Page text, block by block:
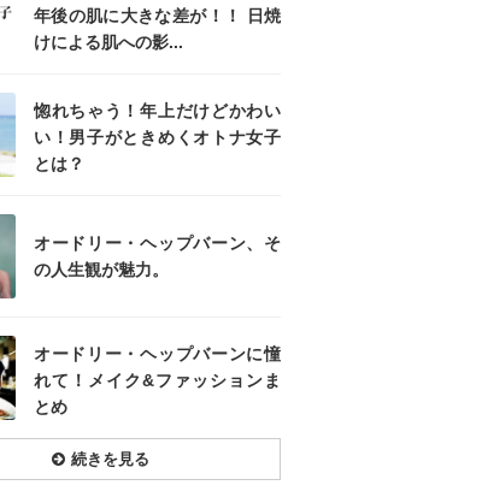
年後の肌に大きな差が！！ 日焼
けによる肌への影...
惚れちゃう！年上だけどかわい
い！男子がときめくオトナ女子
とは？
オードリー・ヘップバーン、そ
の人生観が魅力。
オードリー・ヘップバーンに憧
れて！メイク&ファッションま
とめ
続きを見る